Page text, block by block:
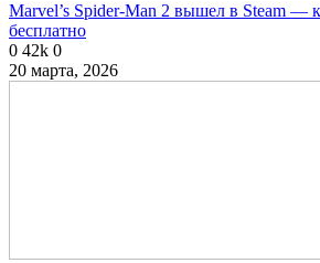
Marvel’s Spider-Man 2 вышел в Steam —
бесплатно
0 42k 0
20 марта, 2026